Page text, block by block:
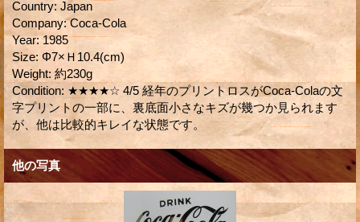
Country: Japan
Company: Coca-Cola
Year: 1985
Size: Φ7×Ｈ10.4(cm)
Weight: 約230g
Condition: ★★★★☆ 4/5 経年のプリントロスがCoca-Colaの文
字プリントの一部に、裏底面小さなキズが幾つか見られます
が、他は比較的キレイな状態です。
他の写真